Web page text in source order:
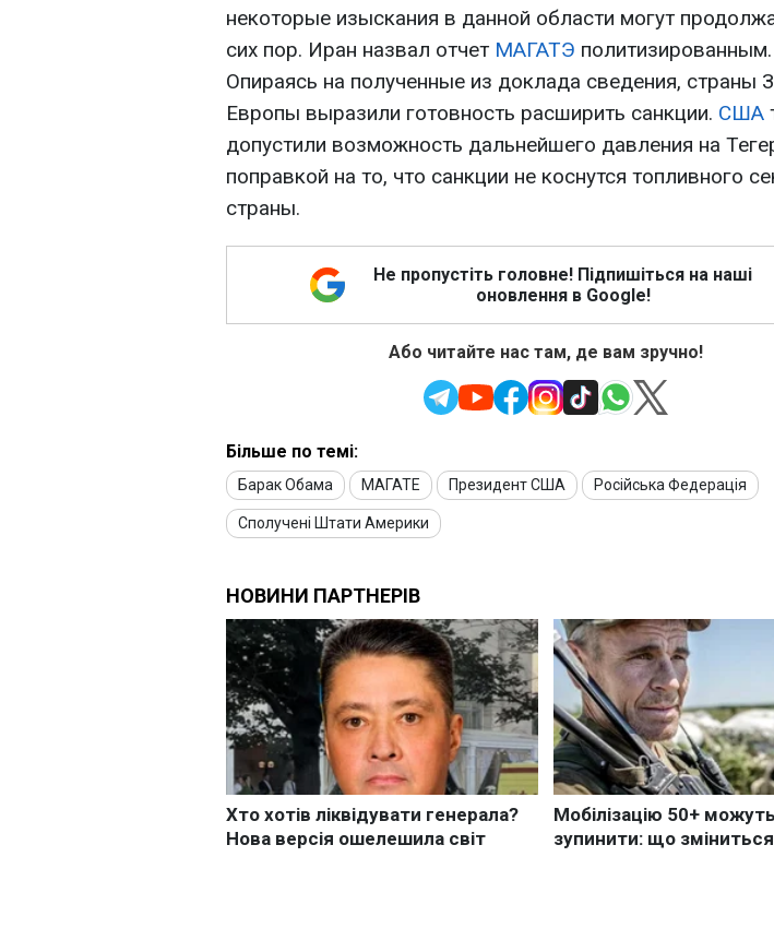
некоторые изыскания в данной области могут
сих пор. Иран назвал отчет МАГАТЭ политизированным.
Опираясь на полученные из доклада сведения, страны
Европы выразили готовность расширить санкции. США
допустили возможность дальнейшего давления на
поправкой на то, что санкции не коснутся топливного
страны.
Не пропустіть головне! Підпишіться на наші
оновлення в Google!
Або читайте нас там, де вам зручно!
Більше по темі:
Барак Обама МАГАТЕ Президент США Російська Федерація
Сполучені Штати Америки